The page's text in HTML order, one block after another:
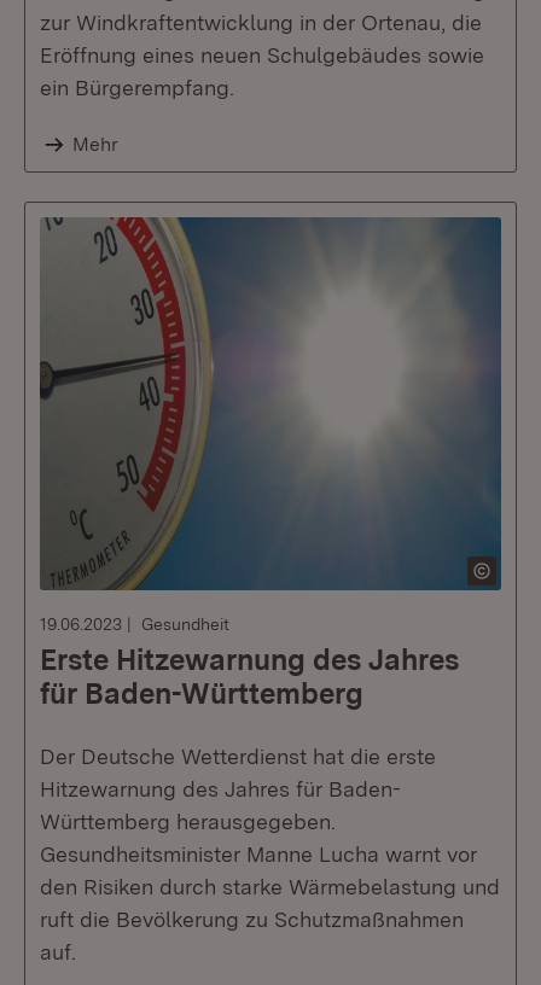
zur Windkraftentwicklung in der Ortenau, die
Eröffnung eines neuen Schulgebäudes sowie
ein Bürgerempfang.
Mehr
19.06.2023 Gesundheit
Erste Hitzewarnung des Jahres
für Baden-Württemberg
Der Deutsche Wetterdienst hat die erste
Hitzewarnung des Jahres für Baden-
Württemberg herausgegeben.
Gesundheitsminister Manne Lucha warnt vor
den Risiken durch starke Wärmebelastung und
ruft die Bevölkerung zu Schutzmaßnahmen
auf.